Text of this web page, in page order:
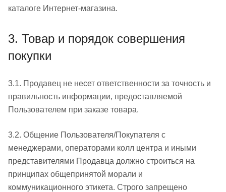
каталоге Интернет-магазина.
3. Товар и порядок совершения
покупки
3.1. Продавец не несет ответственности за точность и
правильность информации, предоставляемой
Пользователем при заказе товара.
3.2. Общение Пользователя/Покупателя с
менеджерами, операторами колл центра и иными
представителями Продавца должно строиться на
принципах общепринятой морали и
коммуникационного этикета. Строго запрещено